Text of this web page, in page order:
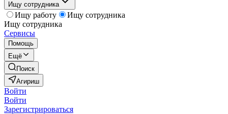
Ищу сотрудника
Ищу работу
Ищу сотрудника
Ищу сотрудника
Сервисы
Помощь
Ещё
Поиск
Агириш
Войти
Войти
Зарегистрироваться